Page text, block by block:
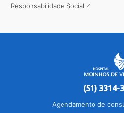
Responsabilidade Social
(51) 3314-
Agendamento de